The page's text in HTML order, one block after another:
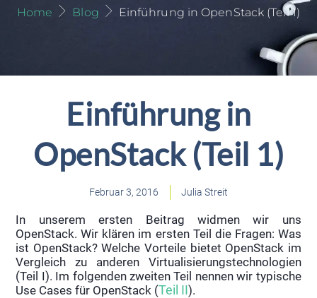
Home Blog Einführung in OpenStack (Teil 1)
Einführung in
OpenStack (Teil 1)
Februar 3, 2016 Julia Streit
In unserem ersten Beitrag widmen wir uns
OpenStack. Wir klären im ersten Teil die Fragen: Was
ist OpenStack? Welche Vorteile bietet OpenStack im
Vergleich zu anderen Virtualisierungstechnologien
(Teil I). Im folgenden zweiten Teil nennen wir typische
Use Cases für OpenStack (Teil II).